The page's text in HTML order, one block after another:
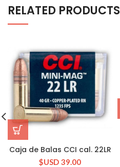
RELATED PRODUCTS
Caja de Balas CCI cal. 22LR
$USD 39.00